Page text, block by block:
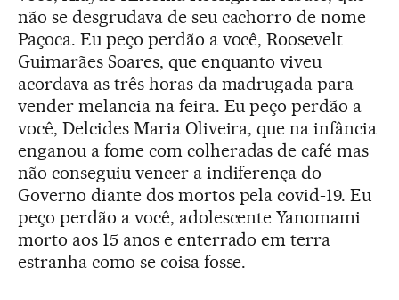
não se desgrudava de seu cachorro de nome
Paçoca. Eu peço perdão a você, Roosevelt
Guimarães Soares, que enquanto viveu
acordava as três horas da madrugada para
vender melancia na feira. Eu peço perdão a
você, Delcides Maria Oliveira, que na infância
enganou a fome com colheradas de café mas
não conseguiu vencer a indiferença do
Governo diante dos mortos pela covid-19. Eu
peço perdão a você, adolescente Yanomami
morto aos 15 anos e enterrado em terra
estranha como se coisa fosse.